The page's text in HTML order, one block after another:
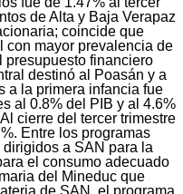
de Alta y Baja Verapaz
coincide que
con mayor prevalencia de
presupuesto financiero
destinó al Poasán y a
a la primera infancia fue
al 0.8% del PIB y al 4.6%
cierre del tercer trimestre
Entre los programas
a SAN para la
el consumo adecuado
del Mineduc que
de SAN, el programa